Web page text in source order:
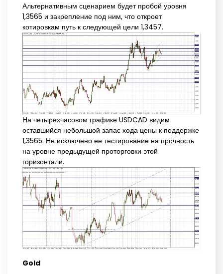
Альтернативным сценарием будет пробой уровня
1,3565 и закрепление под ним, что откроет
котировкам путь к следующей цели 1,3457.
На четырехчасовом графике USDCAD видим
оставшийся небольшой запас хода цены к поддержке
1,3565. Не исключено ее тестирование на прочность
на уровне предыдущей проторговки этой
горизонтали.
Gold